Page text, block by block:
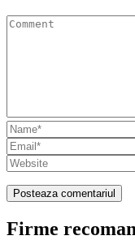
Firme